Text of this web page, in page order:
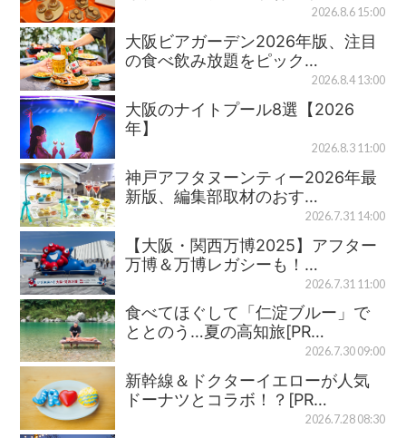
2026.8.6 15:00
大阪ビアガーデン2026年版、注目
の食べ飲み放題をピック…
2026.8.4 13:00
大阪のナイトプール8選【2026
年】
2026.8.3 11:00
神戸アフタヌーンティー2026年最
新版、編集部取材のおす…
2026.7.31 14:00
【大阪・関西万博2025】アフター
万博＆万博レガシーも！…
2026.7.31 11:00
食べてほぐして「仁淀ブルー」で
ととのう…夏の高知旅[PR…
2026.7.30 09:00
新幹線＆ドクターイエローが人気
ドーナツとコラボ！？[PR…
2026.7.28 08:30